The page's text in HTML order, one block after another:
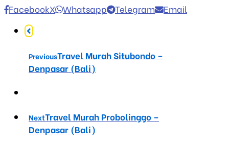
FacebookX Whatsapp Telegram Email
PreviousTravel Murah Situbondo –
Denpasar (Bali)
NextTravel Murah Probolinggo –
Denpasar (Bali)